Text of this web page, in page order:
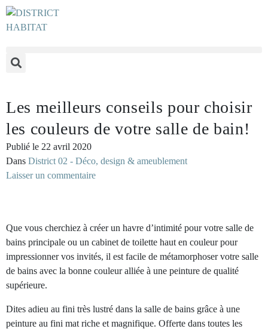
Les meilleurs conseils pour choisir
les couleurs de votre salle de bain!
Publié le 22 avril 2020
Dans District 02 - Déco, design & ameublement
Laisser un commentaire
Que vous cherchiez à créer un havre d’intimité pour votre salle de
bains principale ou un cabinet de toilette haut en couleur pour
impressionner vos invités, il est facile de métamorphoser votre salle
de bains avec la bonne couleur alliée à une peinture de qualité
supérieure.
Dites adieu au fini très lustré dans la salle de bains grâce à une
peinture au fini mat riche et magnifique. Offerte dans toutes les